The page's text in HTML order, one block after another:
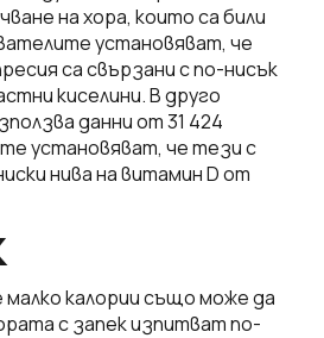
на хора, които са били
установяват, че
са свързани с по-нисък
киселини. В друго
данни от 31 424
установяват, че тези с
нива на витамин D от
калории също може да
с запек изпитват по-